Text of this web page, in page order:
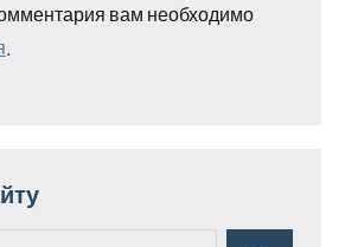
вам необходимо